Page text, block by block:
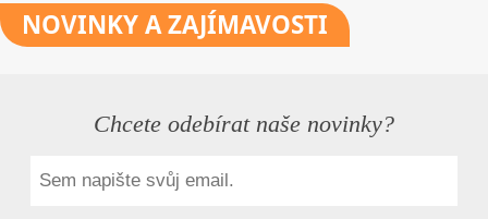
NOVINKYA ZAJÍMAVOSTI
Chcete odebírat naše novinky?